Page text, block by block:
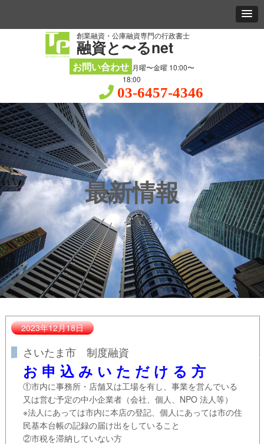
創業融資・公庫融資専門の行政書士
融資と〜るnet
お問い合わせ 月曜〜金曜 10:00〜
18:00
03-6457-4346
最新情報
2023年12月18日
さいたま市 制度融資
お 申 込 み い た だ け る 方
①市内に事務所・店舗又は工場を有し、事業を営んでいる
又は営む予定の中小企業者（会社、個人、NPO 法人等）
※法人にあっては市内に本店の登記、個人にあっては市の住
民基本台帳の記録の届け出をしていること
②市税を滞納していない方